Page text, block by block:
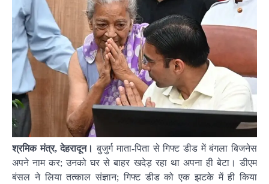
श्रमिक मंत्र, देहरादून। बुजुर्ग माता-पिता से गिफ्ट डीड में बंगला बिजनेस
अपने नाम कर; उनको घर से बाहर खदेड़ रहा था अपना ही बेटा। डीएम
बंसल ने लिया तत्काल संज्ञान; गिफ्ट डीड को एक झटके में ही किया